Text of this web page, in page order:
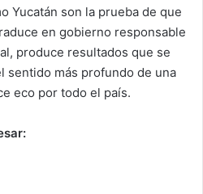
Yucatán son la prueba de que
en gobierno responsable
produce resultados que se
sentido más profundo de una
eco por todo el país.